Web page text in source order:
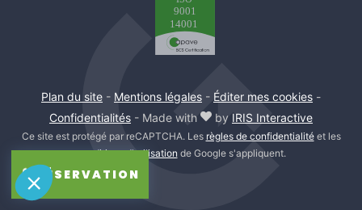
RÉSERVATION
SUR SUR
Plan du site - Mentions légales - Éditer mes cookies -
Confidentialités - Made with by IRIS Interactive
Ce site est protégé par reCAPTCHA. Les règles de confidentialitéet les
conditions d'utilisation de Google s'appliquent.